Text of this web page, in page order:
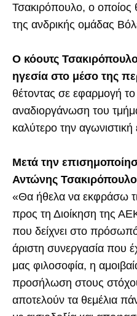
Τσακιρόπουλο, ο οποίος
της ανδρικής ομάδας
Ο κόουτς
ηγεσία στο μέσο της
θέτοντας σε εφαρμογή
αναδιοργάνωση του
καλύτερο την
Μετά την
Αντώνης
«Θα ήθελα να εκφράσω
προς τη Διοίκηση της
που δείχνει στο
άριστη συνεργασία που
μας φιλοσοφία, η
προσήλωση στους
αποτελούν τα θεμέλια